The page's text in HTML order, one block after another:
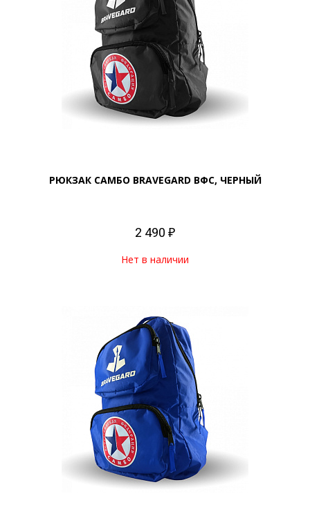
РЮКЗАК САМБО BRAVEGARD ВФС, ЧЕРНЫЙ
2 490 ₽
Нет в наличии